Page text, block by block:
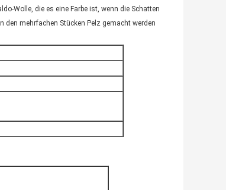
Wolle, die es eine Farbe ist, wenn die Schatten
mehrfachen Stücken Pelz gemacht werden